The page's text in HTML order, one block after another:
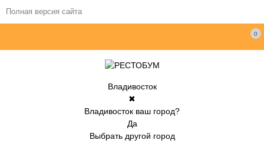
Полная версия сайта
0
Владивосток
✖
Владивосток ваш город?
Да
Выбрать другой город